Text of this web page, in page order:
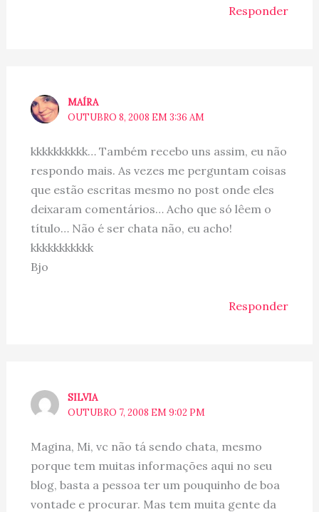
Responder
MAÍRA
OUTUBRO 8, 2008 EM 3:36 AM
kkkkkkkkkk… Também recebo uns assim, eu não
respondo mais. As vezes me perguntam coisas
que estão escritas mesmo no post onde eles
deixaram comentários… Acho que só lêem o
título… Não é ser chata não, eu acho!
kkkkkkkkkkk
Bjo
Responder
SILVIA
OUTUBRO 7, 2008 EM 9:02 PM
Magina, Mi, vc não tá sendo chata, mesmo
porque tem muitas informações aqui no seu
blog, basta a pessoa ter um pouquinho de boa
vontade e procurar. Mas tem muita gente da